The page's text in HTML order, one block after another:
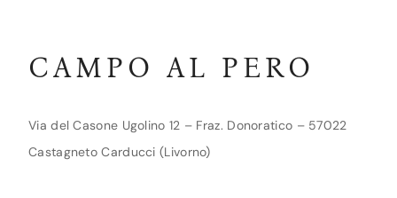
CAMPO AL PERO
Via del Casone Ugolino 12 – Fraz. Donoratico – 57022
Castagneto Carducci (Livorno)